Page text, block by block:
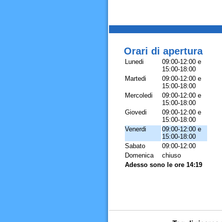
Orari di apertura
Lunedi
09:00-12:00 e
15:00-18:00
Martedi
09:00-12:00 e
15:00-18:00
Mercoledi
09:00-12:00 e
15:00-18:00
Giovedi
09:00-12:00 e
15:00-18:00
Venerdi
09:00-12:00 e
15:00-18:00
Sabato
09:00-12:00
Domenica
chiuso
Adesso sono le ore 14:19